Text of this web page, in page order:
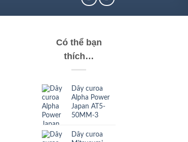
Có thể bạn
thích…
Dây curoa
Alpha Power
Japan AT5-
50MM-3
Dây curoa